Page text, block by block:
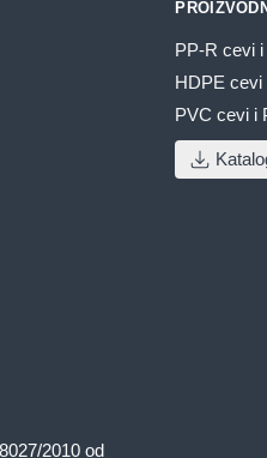
stranici
proizvoda.
2010 od
PP-R cevi i
HDPE cevi
PVC cevi i